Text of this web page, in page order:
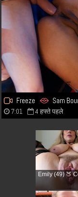
Freeze Sam
7:01 4 हफ्ते पहले
Emily (49) 🍑